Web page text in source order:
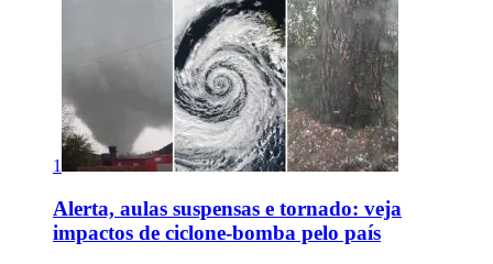
1
Alerta, aulas suspensas e tornado: veja
impactos de ciclone-bomba pelo país